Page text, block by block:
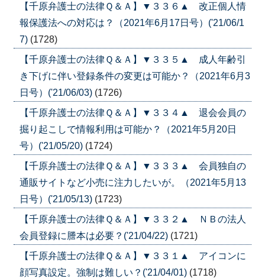
【千原弁護士の法律Ｑ＆Ａ】▼３３６▲ 改正個人情
報保護法への対応は？（2021年6月17日号）('21/06/1
7) (1728)
【千原弁護士の法律Ｑ＆Ａ】▼３３５▲ 成人年齢引
き下げに伴い登録条件の変更は可能か？（2021年6月3
日号）('21/06/03) (1726)
【千原弁護士の法律Ｑ＆Ａ】▼３３４▲ 退会会員の
掘り起こしで情報利用は可能か？（2021年5月20日
号）('21/05/20) (1724)
【千原弁護士の法律Ｑ＆Ａ】▼３３３▲ 会員独自の
通販サイトなど小売に注力したいが。（2021年5月13
日号）('21/05/13) (1723)
【千原弁護士の法律Ｑ＆Ａ】▼３３２▲ ＮＢの法人
会員登録に謄本は必要？('21/04/22) (1721)
【千原弁護士の法律Ｑ＆Ａ】▼３３１▲ アイコンに
顔写真設定。強制は難しい？('21/04/01) (1718)